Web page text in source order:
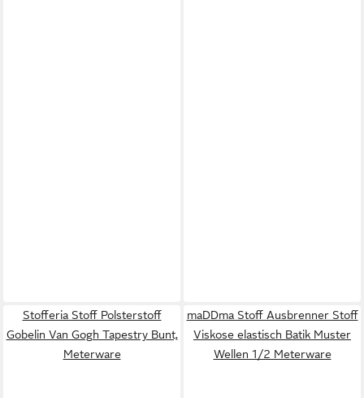
Stofferia Stoff Polsterstoff
Gobelin Van Gogh Tapestry Bunt,
Meterware
maDDma Stoff Ausbrenner Stoff
Viskose elastisch Batik Muster
Wellen 1/2 Meterware